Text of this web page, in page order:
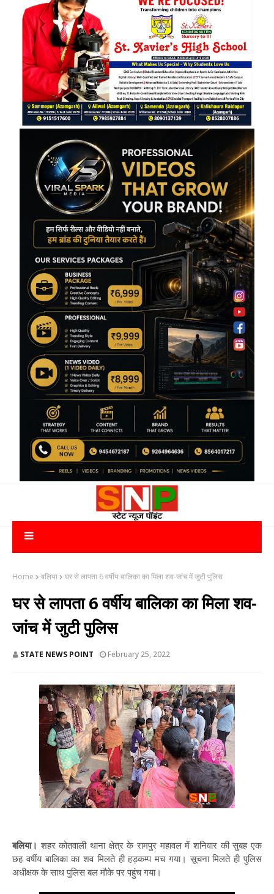
Home बलिया घर से लापता 6 वर्षीय बालिका का मिला शव-जांच में जुटी पुलिस
घर से लापता 6 वर्षीय बालिका का मिला शव-
जांच में जुटी पुलिस
STATE NEWS POINT February 25, 2022
बलिया। शहर कोतवाली थाना क्षेत्र के रामपुर महावल में शनिवार की सुबह एक
छह वर्षीय बालिका का शव मिलते ही हड़कम्प मच गया। सूचना मिलते ही पुलिस
अधीक्षक के साथ पुलिस बल मौके पर पहुंच गया।